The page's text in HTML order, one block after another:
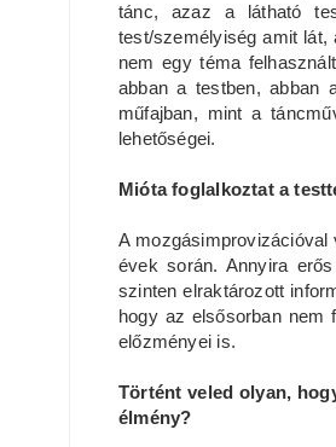
tánc, azaz a látható
test/személyiség amit lát,
nem egy téma
abban a testben, abban
műfajban, mint a
lehetőségei.
Mióta foglalkoztat a
A
évek során. Annyira
szinten elraktározott
hogy az elsősorban nem
előzményei is.
Történt veled olyan,
élmény?